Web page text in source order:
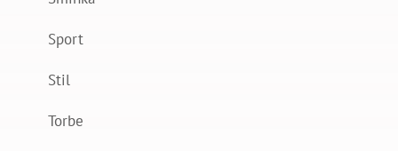
Sport
Stil
Torbe